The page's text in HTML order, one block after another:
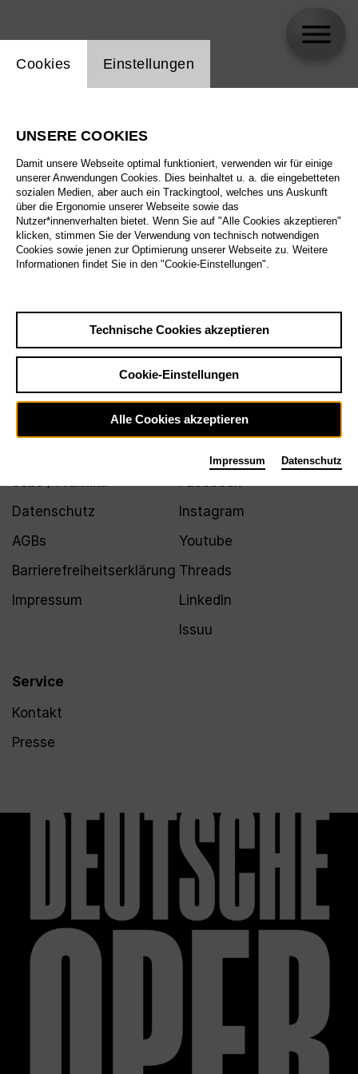
Biographie
Spielplan
Jobs / Praktika
Datenschutz
AGBs
Barrierefreiheitserklärung
Impressum
Service
Kontakt
Presse
Facebook
Instagram
Youtube
Threads
LinkedIn
Issuu
Einstellung Website Cookie
Cookies Einstellungen
UNSERE COOKIES
Damit unsere Webseite optimal funktioniert, verwenden wir für einige
unserer Anwendungen Cookies. Dies beinhaltet u. a. die eingebetteten
sozialen Medien, aber auch ein Trackingtool, welches uns Auskunft
über die Ergonomie unserer Webseite sowie das
Nutzer*innenverhalten bietet. Wenn Sie auf "Alle Cookies akzeptieren"
klicken, stimmen Sie der Verwendung von technisch notwendigen
Cookies sowie jenen zur Optimierung unserer Webseite zu. Weitere
Informationen findet Sie in den "Cookie-Einstellungen".
Technische Cookies akzeptieren
Cookie-Einstellungen
Alle Cookies akzeptieren
Impressum Datenschutz